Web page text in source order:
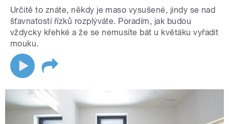
Určitě to znáte, někdy je maso vysušené, jindy se nad
šťavnatostí řízků rozplýváte. Poradím, jak budou
vždycky křehké a že se nemusíte bát u květáku vyřadit
mouku.